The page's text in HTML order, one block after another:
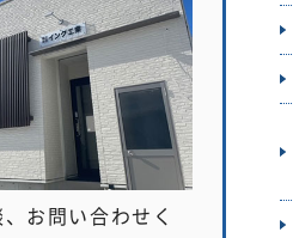
お問い合わせく